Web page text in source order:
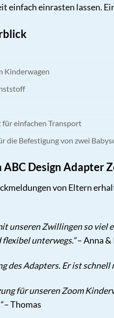
einfach einrasten lassen.
Kinderwagen
für einfachen Transport
die Befestigung von zwei
ABC Design Adapter
von Eltern
unseren Zwillingen so
unterwegs.“– Anna &
des Adapters. Er ist
für unseren Zoom
– Thomas